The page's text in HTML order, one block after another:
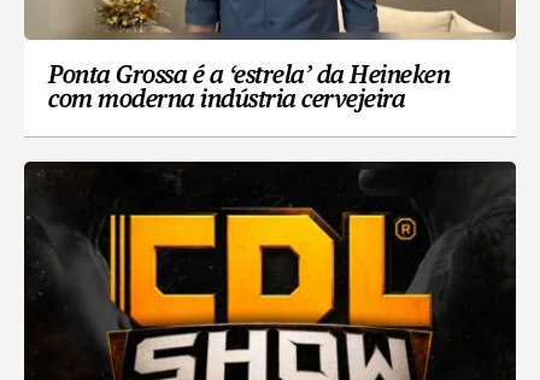
Ponta Grossa é a ‘estrela’ da Heineken
com moderna indústria cervejeira